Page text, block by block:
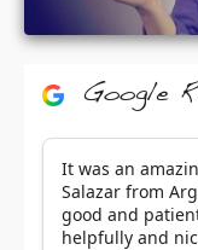
Google
It was an
Salazar from
good and
helpfully and